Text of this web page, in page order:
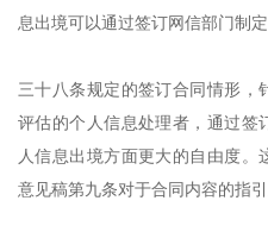
息出境可以通过签订网信部门制
三十八条规定的签订合同情形，
评估的个人信息处理者，通过签
人信息出境方面更大的自由度
意见稿第九条对于合同内容的指引